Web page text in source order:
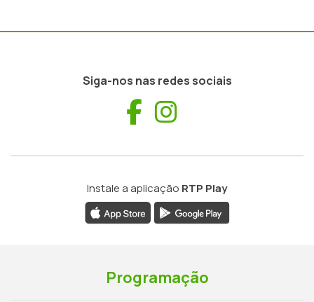
Siga-nos nas redes sociais
Facebook
Instale a aplicação RTP Play
Programação